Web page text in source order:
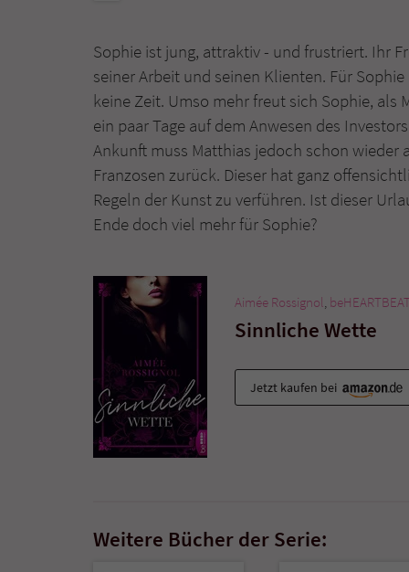
Sophie ist jung, attraktiv - und frustriert. Ihr
seiner Arbeit und seinen Klienten. Für
keine Zeit. Umso mehr freut sich Sophie, als
ein paar Tage auf dem Anwesen des
Ankunft muss Matthias jedoch schon
Franzosen zurück. Dieser hat ganz
Regeln der Kunst zu verführen. Ist dieser
Ende doch viel mehr für Sophie?
Aimée Rossignol,
Sinnliche Wette
Jetzt kaufen bei
Weitere Bücher der Serie: